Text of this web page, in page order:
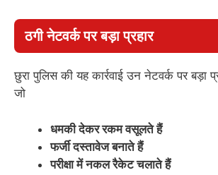
ठगी नेटवर्क पर बड़ा प्रहार
छुरा पुलिस की यह कार्रवाई उन नेटवर्क पर बड़ा
जो
धमकी देकर रकम वसूलते हैं
फर्जी दस्तावेज बनाते हैं
परीक्षा में नकल रैकेट चलाते हैं